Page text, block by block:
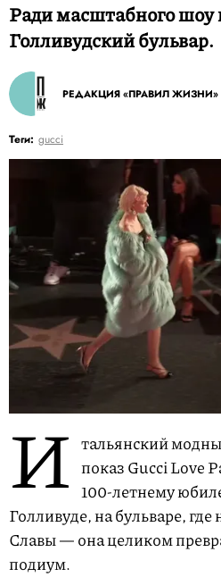
Ради масштабного шоу
Голливудский бульвар.
РЕДАКЦИЯ «ПРАВИЛ ЖИЗНИ»
Теги: gucci
И тальянский
показ Gucci Love
100-летнему
Голливуде, на бульваре,
Славы — она целиком
подиум.